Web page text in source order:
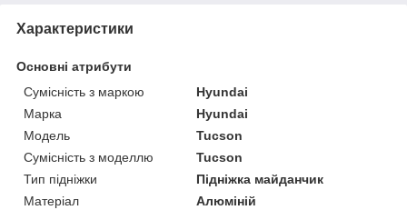
Характеристики
Основні атрибути
Сумісність з маркою
Hyundai
Марка
Hyundai
Модель
Tucson
Сумісність з моделлю
Tucson
Тип підніжки
Підніжка майданчик
Матеріал
Алюміній